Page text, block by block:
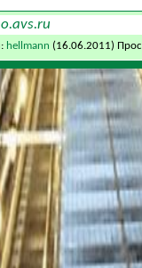
hellmann (16.06.2011)